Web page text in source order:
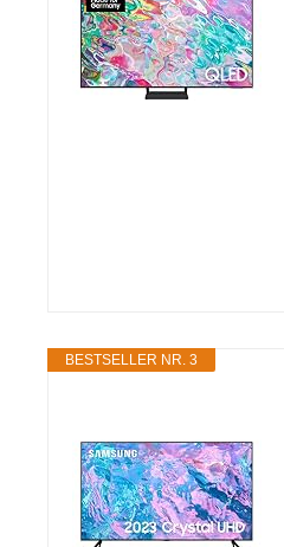
BESTSELLER NR. 3